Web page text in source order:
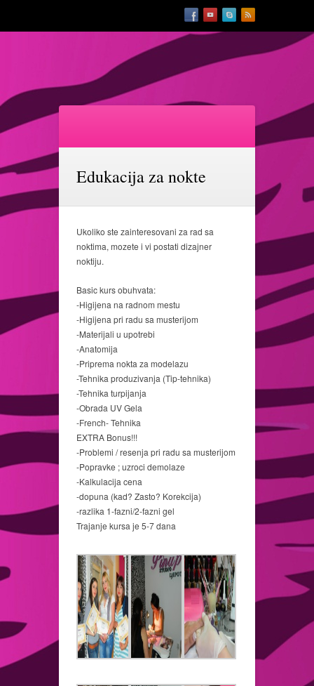
Edukacija za nokte
Ukoliko ste zainteresovani za rad sa
noktima, mozete i vi postati dizajner
noktiju.
Basic kurs obuhvata:
-Higijena na radnom mestu
-Higijena pri radu sa musterijom
-Materijali u upotrebi
-Anatomija
-Priprema nokta za modelazu
-Tehnika produzivanja (Tip-tehnika)
-Tehnika turpijanja
-Obrada UV Gela
-French- Tehnika
EXTRA Bonus!!!
-Problemi / resenja pri radu sa musterijom
-Popravke ; uzroci demolaze
-Kalkulacija cena
-dopuna (kad? Zasto? Korekcija)
-razlika 1-fazni/2-fazni gel
Trajanje kursa je 5-7 dana